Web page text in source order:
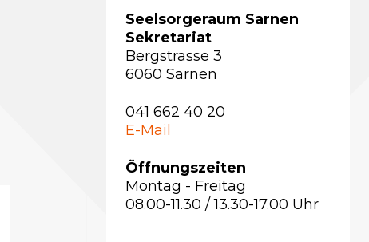
Seelsorgeraum Sarnen
Sekretariat
Bergstrasse 3
6060 Sarnen
041 662 40 20
E-Mail
Öffnungszeiten
Montag - Freitag
08.00-11.30 / 13.30-17.00 Uhr